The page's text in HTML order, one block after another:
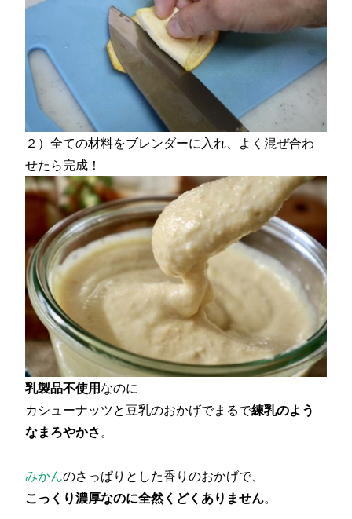
２）全ての材料をブレンダーに入れ、よく混ぜ合わ
せたら完成！
乳製品不使用なのに
カシューナッツと豆乳のおかげでまるで練乳のよう
なまろやかさ 。
みかんのさっぱりとした香りのおかげで、
こっくり濃厚なのに全然くどくありません。